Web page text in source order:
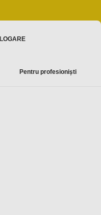
LOGARE
Pentru profesioniști